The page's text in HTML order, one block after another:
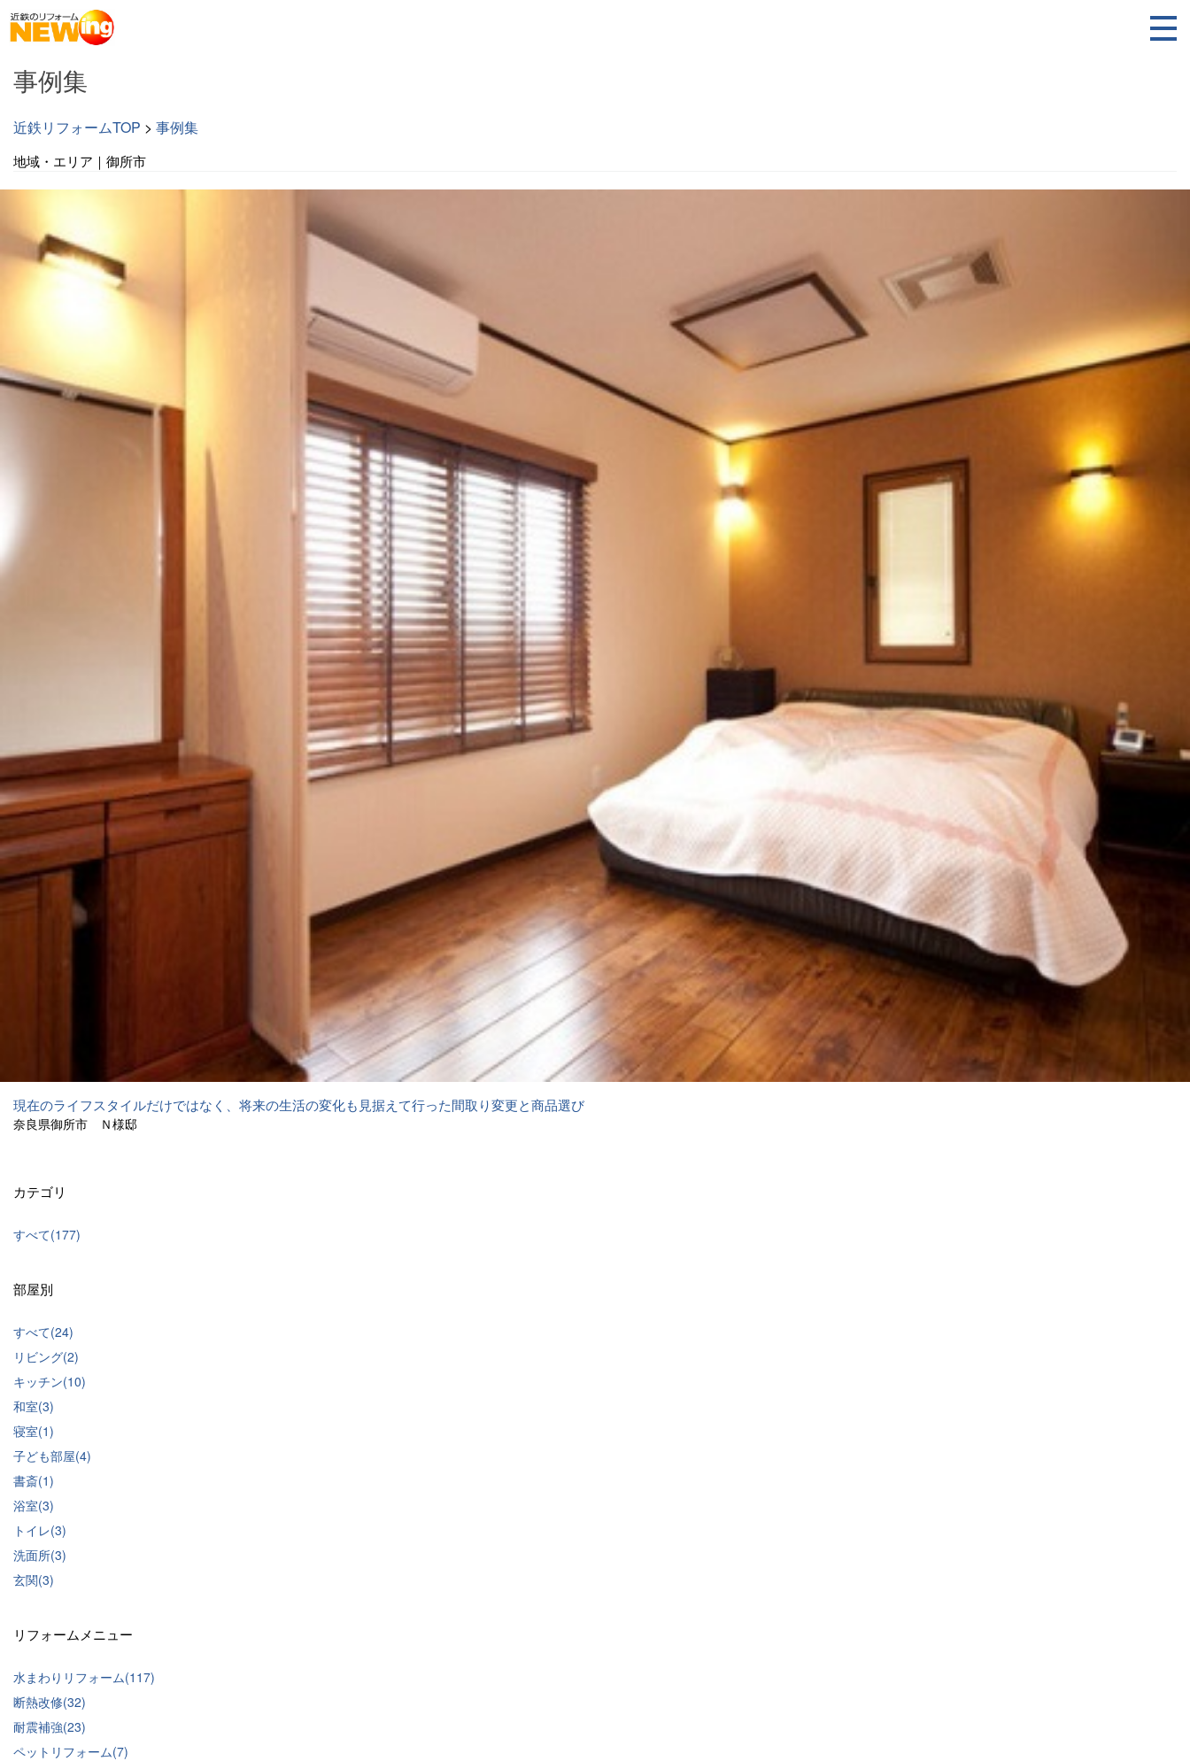
事例集
近鉄リフォームTOP > 事例集
地域・エリア｜御所市
現在のライフスタイルだけではなく、将来の生活の変化も見据えて行った間取り変更と商品選び
奈良県御所市 Ｎ様邸
カテゴリ
すべて(177)
部屋別
すべて(24)
リビング(2)
キッチン(10)
和室(3)
寝室(1)
子ども部屋(4)
書斎(1)
浴室(3)
トイレ(3)
洗面所(3)
玄関(3)
リフォームメニュー
水まわりリフォーム(117)
断熱改修(32)
耐震補強(23)
ペットリフォーム(7)